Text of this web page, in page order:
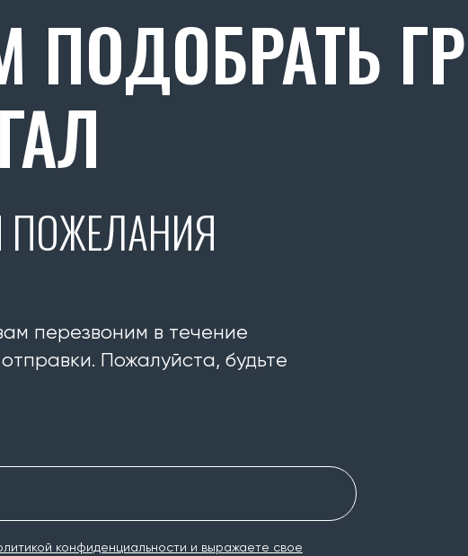
ПОЖЕЛАНИЯ
перезвоним в течение
Пожалуйста, будьте
конфиденциальности и выражаете свое